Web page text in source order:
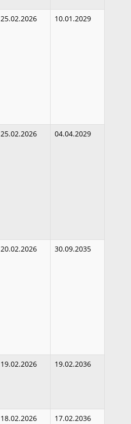
25.02.2026 10.01.2029
25.02.2026 04.04.2029
20.02.2026 30.09.2035
19.02.2026 19.02.2036
18.02.2026 17.02.2036